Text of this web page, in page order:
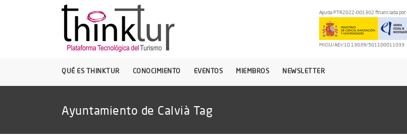
Ayuda PTR2022-001302 financiada por:
MICIU/AEI/10.13039/501100011033
QUÉ ES THINKTUR CONOCIMIENTO EVENTOS MIEMBROS NEWSLETTER
Ayuntamiento de Calvià Tag